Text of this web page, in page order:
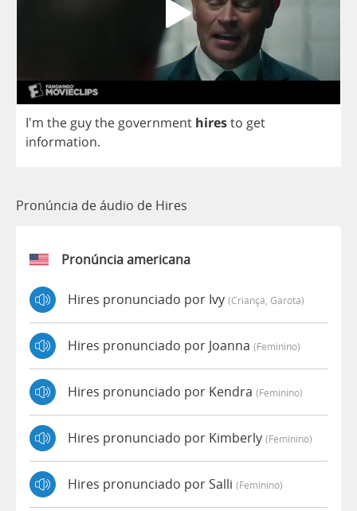
I'm the guythe government hiresto get
information.
Pronúncia de áudio de Hires
Pronúncia americana
Hires pronunciado por Ivy (criança, Garota)
Hires pronunciado por Joanna (feminino)
Hires pronunciado por Kendra (feminino)
Hires pronunciado por Kimberly (feminino)
Hires pronunciado por Salli (feminino)